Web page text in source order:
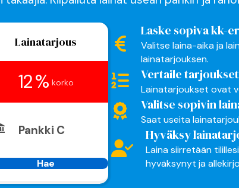
Lainatarjous
12 % korko
Pankki C
Hae
Laske sopiva kk-
Valitse laina-aika ja
lainatarjouksen.
Vertaile
Lainatarjoukset ovat
Valitse sopivin
Saat useita
Hyväksy
Laina siirretään
hyväksynyt ja